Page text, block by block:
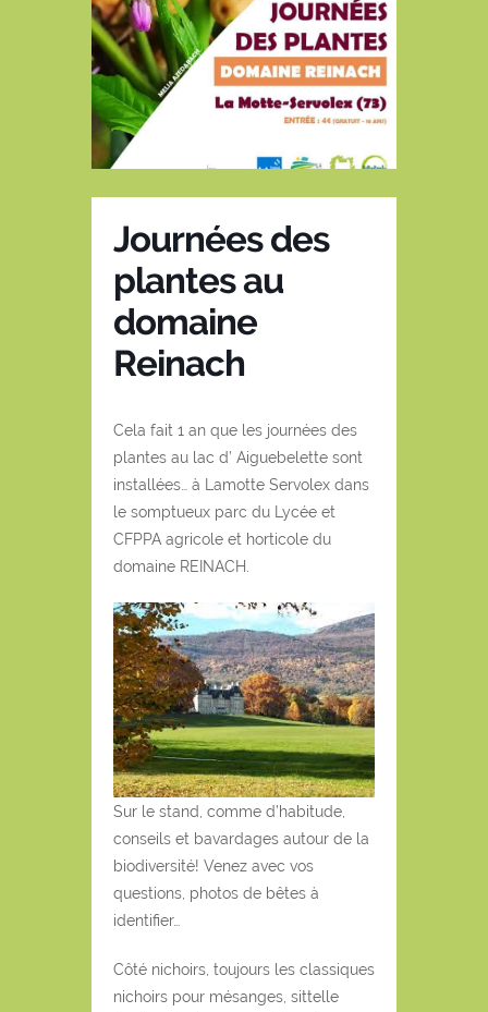
Journées des
plantes au
domaine
Reinach
Cela fait 1 an que les journées des
plantes au lac d’ Aiguebelette sont
installées… à Lamotte Servolex dans
le somptueux parc du Lycée et
CFPPA agricole et horticole du
domaine REINACH.
Sur le stand, comme d’habitude,
conseils et bavardages autour de la
biodiversité! Venez avec vos
questions, photos de bêtes à
identifier…
Côté nichoirs, toujours les classiques
nichoirs pour mésanges, sittelle